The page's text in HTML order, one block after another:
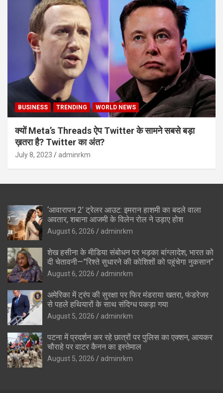
BUSINESS TRENDING WORLD NEWS
क्यों Meta’s Threads ऐप Twitter के सामने सबसे बड़ा
ख़तरा है? Twitter का अंत?
July 8, 2023 adminrkm
‘आवारापन 2’ ट्रेलर आउट: इमरान हाशमी का बदले वाला
अवतार, शबाना आजमी के विलेन रोल ने उड़ाए होश
August 6, 2026 adminrkm
शेख हसीना के मीडिया संबोधन पर भड़का बांग्लादेश, भारत को
दी चेतावनी—”रिश्ते सुधारने की कोशिशों को पहुंचेगा नुकसान”
August 6, 2026 adminrkm
अमेरिका में ट्रंप की सुरक्षा पर फिर मंडराया खतरा, फंडरेजर
से पहले हथियारों के साथ संदिग्ध पकड़ा गया
August 5, 2026 adminrkm
पटना में प्रदर्शन कर रहे छात्रों पर पुलिस का एक्शन, आयकर
चौराहे पर वाटर कैनन का इस्तेमाल
August 5, 2026 adminrkm